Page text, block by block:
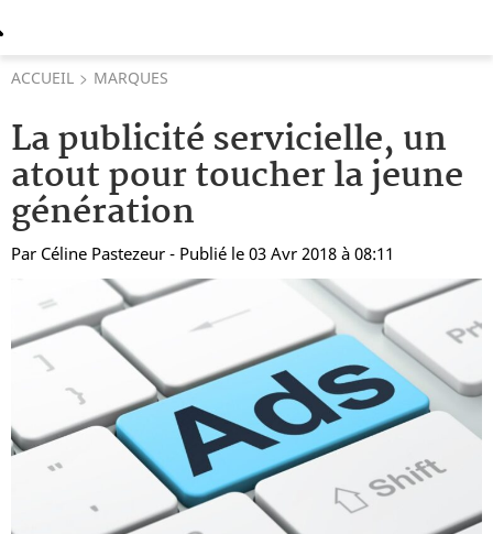
ACCUEIL MARQUES
La publicité servicielle, un
atout pour toucher la jeune
génération
Par Céline Pastezeur - Publié le 03 Avr 2018 à 08:11